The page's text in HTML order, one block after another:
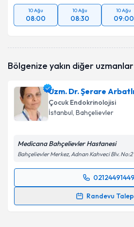
10 Ağu
08:00
10 Ağu
08:30
10 Ağu
09:00
Bölgenize yakın diğer uzmanlar
Uzm. Dr. Şerare Arbatlı
Çocuk Endokrinolojisi
İstanbul, Bahçelievler
Medicana Bahçelievler Hastanesi
Bahçelievler Merkez, Adnan Kahveci Blv. No:2
02124491449
Randevu
Randevu Takvimi Talebi